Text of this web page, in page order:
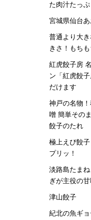
た肉汁たっ
宮城県仙台
普通より大
きさ！もち
紅虎餃子房
ン「紅虎餃
だけます
神戸の名物
噌 簡単その
餃子のたれ
極上えび餃
プリッ！
淡路島たま
ぎが主役の
津山餃子
紀北の魚ギ